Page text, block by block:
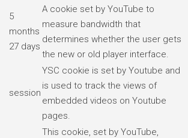
5
months
27 days
A cookie set by YouTube to
measure bandwidth that
determines whether the user gets
the new or old player interface.
session
YSC cookie is set by Youtube and
is used to track the views of
embedded videos on Youtube
pages.
This cookie, set by YouTube,